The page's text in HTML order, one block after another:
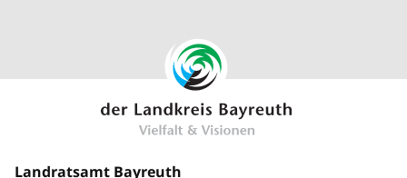
Landratsamt Bayreuth